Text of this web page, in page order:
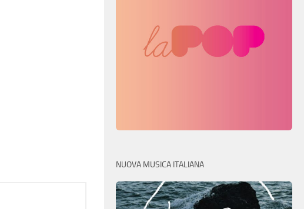
NUOVA MUSICA ITALIANA